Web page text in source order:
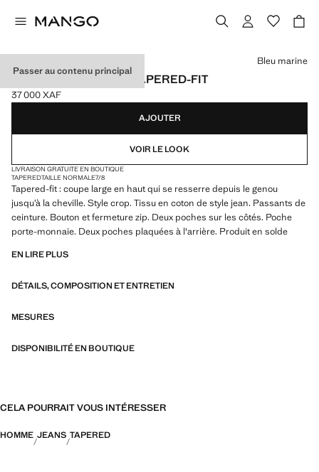
Passer au contenu principal
JEAN BEN CROPPED TAPERED-FIT
Prix actuel [37 000 XAF ]
37 000 XAF
Choisissez une couleur
Bleu marine
AJOUTER
VOIR LE LOOK
LIVRAISON GRATUITE EN BOUTIQUE
TAPEREDTAILLE NORMALE7/8
Tapered-fit : coupe large en haut qui se resserre depuis le genou
jusqu’à la cheville. Style crop. Tissu en coton de style jean. Passants de
ceinture. Bouton et fermeture zip. Deux poches sur les côtés. Poche
porte-monnaie. Deux poches plaquées à l'arrière. Produit en solde
EN LIRE PLUS
DÉTAILS, COMPOSITION ET ENTRETIEN
MESURES
DISPONIBILITÉ EN BOUTIQUE
CELA POURRAIT VOUS INTÉRESSER
HOMME JEANS TAPERED